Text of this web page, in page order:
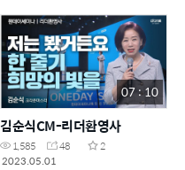
07 : 10
김순식CM-리더환영사
1,585 48
2
2023.05.01